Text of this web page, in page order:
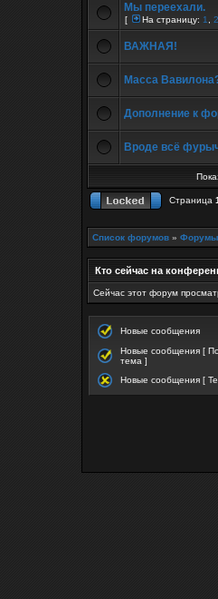
Мы переехали.
[ На страницу: 1 2
ВАЖНАЯ!
Масса
Дополнение к
Вроде всё
Страница 1
Список форумов » Форумы
Кто сейчас на
Сейчас этот форум
Новые сообщения
Новые сообщения [
тема ]
Новые сообщения [